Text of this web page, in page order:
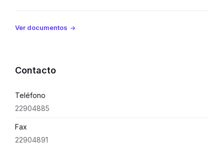
Ver documentos
Contacto
Teléfono
22904885
Fax
22904891